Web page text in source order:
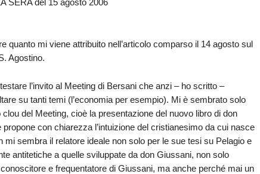
SERA del 15 agosto 2006
quanto mi viene attribuito nell’articolo comparso il 14 agosto sul
Agostino.
l’invito al Meeting di Bersani che anzi – ho scritto –
su tanti temi (l’economia per esempio). Mi è sembrato solo
del Meeting, cioè la presentazione del nuovo libro di don
con chiarezza l’intuizione del cristianesimo da cui nasce
mi sembra il relatore ideale non solo per le sue tesi su Pelagio e
antitetiche a quelle sviluppate da don Giussani, non solo
e frequentatore di Giussani, ma anche perché mai un